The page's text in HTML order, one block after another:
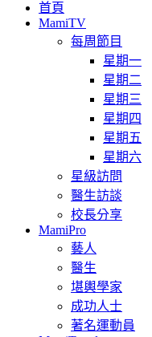
首頁
MamiTV
每周節目
星期一
星期二
星期三
星期四
星期五
星期六
星級訪問
醫生訪談
校長分享
MamiPro
藝人
醫生
堪輿學家
成功人士
著名運動員